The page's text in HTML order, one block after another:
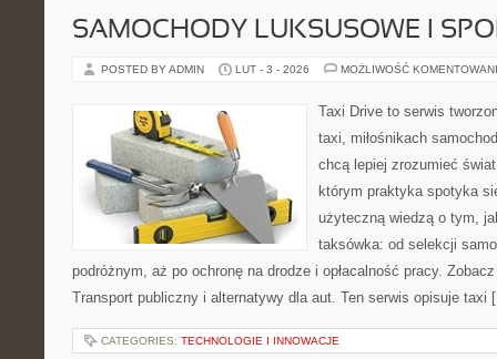
SAMOCHODY LUKSUSOWE I
POSTED BY ADMIN LUT - 3 - 2026 MOŻLIWOŚĆ
Taxi Drive to serwis
taxi, miłośnikach
chcą lepiej zrozumieć
którym praktyka spotyka
użyteczną wiedzą o tym,
taksówka: od selekcji
podróżnym, aż po ochronę na drodze i opłacalność pracy.
Transport publiczny i alternatywy dla aut. Ten serwis opisuje taxi
CATEGORIES: TECHNOLOGIE I INNOWACJE